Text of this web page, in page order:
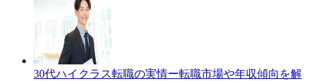
30代ハイクラス転職の実情ー転職市場や年収傾向を解